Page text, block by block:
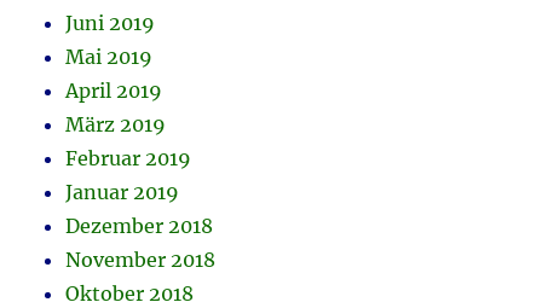
Juni 2019
Mai 2019
April 2019
März 2019
Februar 2019
Januar 2019
Dezember 2018
November 2018
Oktober 2018